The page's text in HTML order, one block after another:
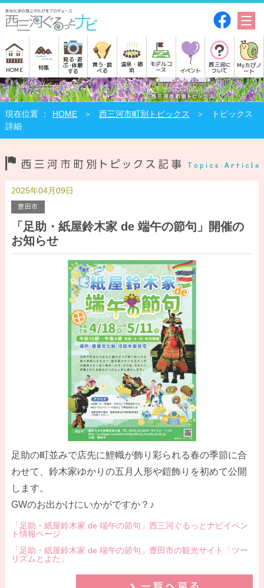
HOME 特集
見る･遊
ぶ･体験
する
買う･食
べる
温泉・宿
泊
モデルコ
ース イベント
西三河に
ついて
Myたびノ
ート
HOME 西三河市町別トピックス
トピックス
詳細
2025年04月09日
豊田市
「足助・紙屋鈴木家 de 端午の節句」開催の
お知らせ
足助の町並みで店先に鯉幟が飾り彩られる春の季節に合
わせて、鈴木家ゆかりの五月人形や鎧飾りを初めて公開
します。
GWのお出かけにいかがですか？♪
「足助・紙屋鈴木家 de 端午の節句」西三河ぐるっとナビイベン
ト情報ページ
「足助・紙屋鈴木家 de 端午の節句」豊田市の観光サイト「ツー
リズムとよた」